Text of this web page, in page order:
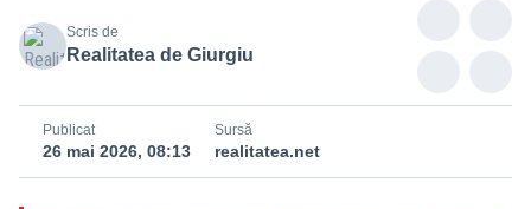
Scris de
Realitatea de Giurgiu
Publicat
26 mai 2026, 08:13
Sursă
realitatea.net